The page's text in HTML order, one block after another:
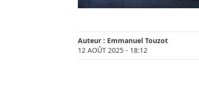
Auteur : Emmanuel Touzot
12 AOÛT 2025 - 18:12